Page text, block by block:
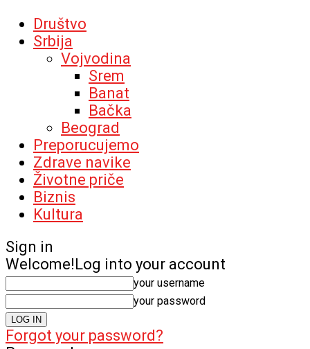
Društvo
Srbija
Vojvodina
Srem
Banat
Bačka
Beograd
Preporucujemo
Zdrave navike
Životne priče
Biznis
Kultura
Sign in
Welcome!Log into your account
your username
your password
Forgot your password?